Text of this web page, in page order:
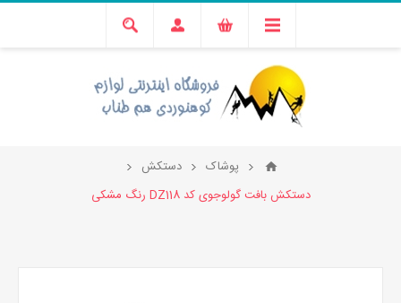
پوشاک
دستکش
دستکش بافت گولوجوی کد DZ118 رنگ مشکی